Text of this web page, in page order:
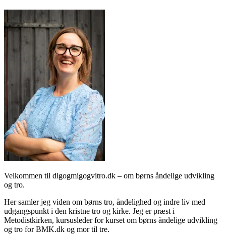
Velkommen til digogmigogvitro.dk – om børns åndelige udvikling
og tro.
Her samler jeg viden om børns tro, åndelighed og indre liv med
udgangspunkt i den kristne tro og kirke. Jeg er præst i
Metodistkirken, kursusleder for kurset om børns åndelige udvikling
og tro for BMK.dk og mor til tre.